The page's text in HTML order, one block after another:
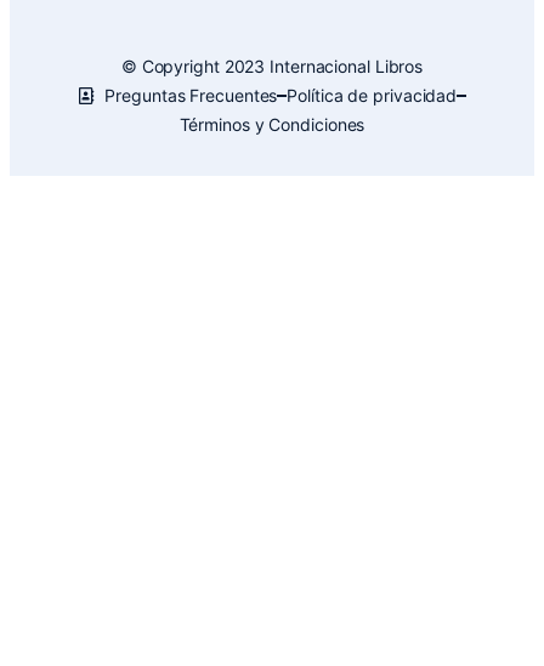
© Copyright 2023 Internacional Libros
Preguntas Frecuentes Política de privacidad
Términos y Condiciones